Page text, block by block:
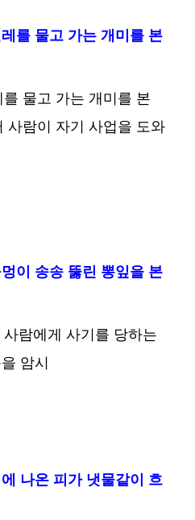
를 물고 가는 개미를 본
물고 가는 개미를 본
사람이 자기 사업을 도와
이 송송 뚫린 뽕잎을 본
람에게 사기를 당하는
암시
나온 피가 냇물같이 흐